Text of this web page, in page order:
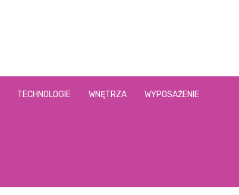
TECHNOLOGIE WNĘTRZA WYPOSAŻENIE